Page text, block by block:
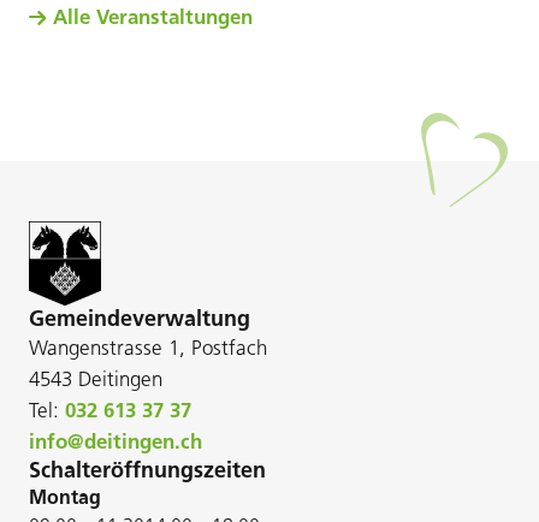
Alle Veranstaltungen
Gemeindeverwaltung
Wangenstrasse 1, Postfach
4543 Deitingen
Tel: 032 613 37 37
info@deitingen.ch
Schalteröffnungszeiten
Montag